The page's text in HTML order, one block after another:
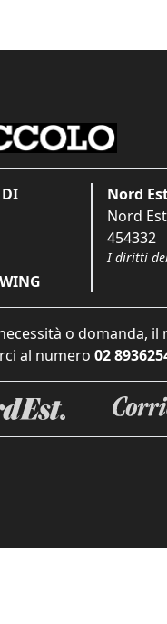
Nord
Nord
454332
I diritti
o domanda,
al numero 02